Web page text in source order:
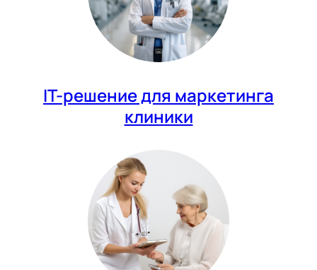
IT-решение для маркетинга
клиники